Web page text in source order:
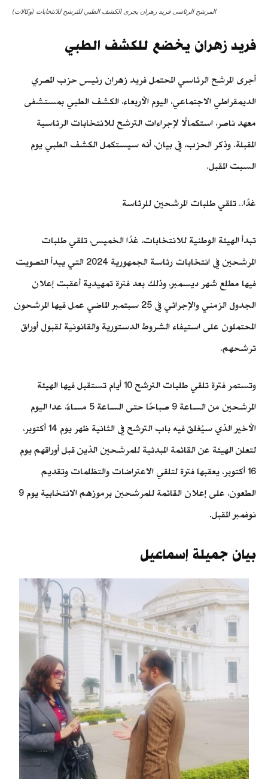
المرشح الرئاسى فريد زهران يجرى الكشف الطبي للترشح للانتخابات (وكالات)
فريد زهران يخضع للكشف الطبي
أجرى المرشح الرئاسي المحتمل فريد زهران رئيس حزب المصري
الديمقراطي الاجتماعي، اليوم الأربعاء، الكشف الطبي بمستشفى
معهد ناصر، استكمالًا لإجراءات الترشح للانتخابات الرئاسية
المقبلة. وذكر الحزب، في بيان، أنه سيستكمل الكشف الطبي يوم
السبت المقبل.
غدًا.. تلقي طلبات المرشحين للرئاسة
تبدأ الهيئة الوطنية للانتخابات، غدًا الخميس، تلقي طلبات
المرشحين في انتخابات رئاسة الجمهورية 2024 التي يبدأ التصويت
فيها مطلع شهر ديسمبر، وذلك بعد فترة تمهيدية أعقبت إعلان
الجدول الزمني والإجرائي في 25 سبتمبر الماضي عمل فيها المرشحون
المحتملون على استيفاء الشروط الدستورية والقانونية لقبول أوراق
ترشحهم.
وتستمر فترة تلقي طلبات الترشح 10 أيام تستقبل فيها الهيئة
المرشحين من الساعة 9 صباحًا حتى الساعة 5 مساءً، عدا اليوم
الأخير الذي سيُغلق فيه باب الترشح في الثانية ظهر يوم 14 أكتوبر،
لتعلن الهيئة عن القائمة المبدئية للمرشحين الذين قبل أوراقهم يوم
16 أكتوبر، يعقبها فترة لتلقي الاعتراضات والتظلمات وتقديم
الطعون، على إعلان القائمة للمرشحين برموزهم الانتخابية يوم 9
نوفمبر المقبل.
بيان جميلة إسماعيل